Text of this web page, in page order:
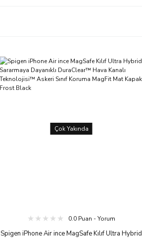
Çok Yakında
0.0 Puan - Yorum
Spigen iPhone Air ince MagSafe Kılıf Ultra Hybrid